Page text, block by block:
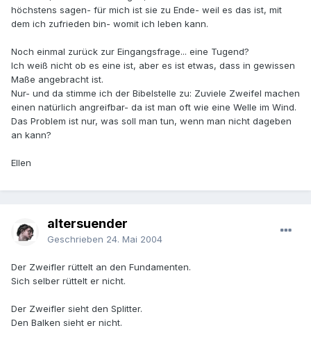
höchstens sagen- für mich ist sie zu Ende- weil es das ist, mit
dem ich zufrieden bin- womit ich leben kann.
Noch einmal zurück zur Eingangsfrage... eine Tugend?
Ich weiß nicht ob es eine ist, aber es ist etwas, dass in gewissen
Maße angebracht ist.
Nur- und da stimme ich der Bibelstelle zu: Zuviele Zweifel machen
einen natürlich angreifbar- da ist man oft wie eine Welle im Wind.
Das Problem ist nur, was soll man tun, wenn man nicht dageben
an kann?
Ellen
altersuender
Geschrieben 24. Mai 2004
Der Zweifler rüttelt an den Fundamenten.
Sich selber rüttelt er nicht.
Der Zweifler sieht den Splitter.
Den Balken sieht er nicht.